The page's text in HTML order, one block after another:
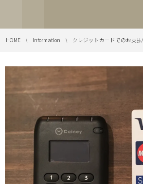
HOME Information クレジットカードでのお支払